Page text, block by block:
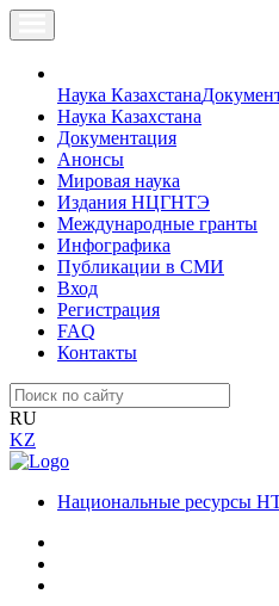
Наука Казахстана
Наука Казахстана
Документация
Анонсы
Мировая наука
Издания НЦГНТЭ
Международные гранты
Инфографика
Публикации в СМИ
Вход
Регистрация
FAQ
Контакты
RU
KZ
Национальные ресурсы